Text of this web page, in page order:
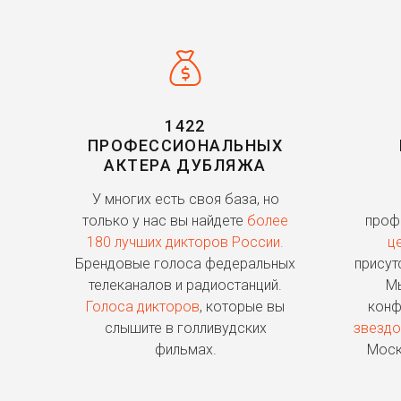
1422
ПРОФЕССИОНАЛЬНЫХ
АКТЕРА ДУБЛЯЖА
У многих есть своя база, но
только у нас вы найдете более
180 лучших дикторов России.
Брендовые голоса федеральных
телеканалов и радиостанций.
Голоса дикторов, которые вы
слышите в голливудских
фильмах.